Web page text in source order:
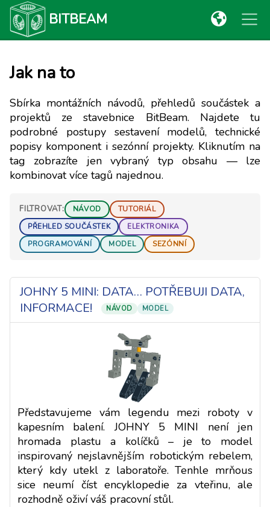
BITBEAM
Jak na to
Sbírka montážních návodů, přehledů součástek a
projektů ze stavebnice BitBeam. Najdete tu
podrobné postupy sestavení modelů, technické
popisy komponent i sezónní projekty. Kliknutím na
tag zobrazíte jen vybraný typ obsahu — lze
kombinovat více tagů najednou.
FILTROVAT: NÁVOD
TUTORIÁL
PŘEHLED SOUČÁSTEK
ELEKTRONIKA
PROGRAMOVÁNÍ
MODEL SEZÓNNÍ
JOHNY 5 MINI: DATA… POTŘEBUJI DATA,
INFORMACE!
NÁVOD MODEL
Představujeme vám legendu mezi roboty v
kapesním balení. JOHNY 5 MINI není jen
hromada plastu a kolíčků – je to model
inspirovaný nejslavnějším robotickým rebelem,
který kdy utekl z laboratoře. Tenhle mrňous
sice neumí číst encyklopedie za vteřinu, ale
rozhodně oživí váš pracovní stůl.